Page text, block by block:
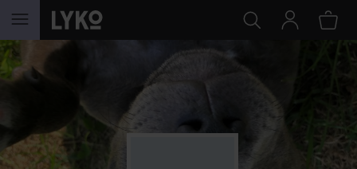
HOPPA TILL INNEHÅLLET